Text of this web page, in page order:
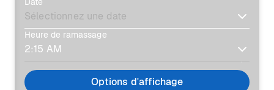
Heure de ramassage
Options d'affichage